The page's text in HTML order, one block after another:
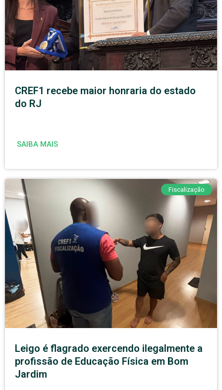
CREF1 recebe maior honraria do estado
do RJ
SAIBA MAIS
Fiscalização
Leigo é flagrado exercendo ilegalmente a
profissão de Educação Física em Bom
Jardim